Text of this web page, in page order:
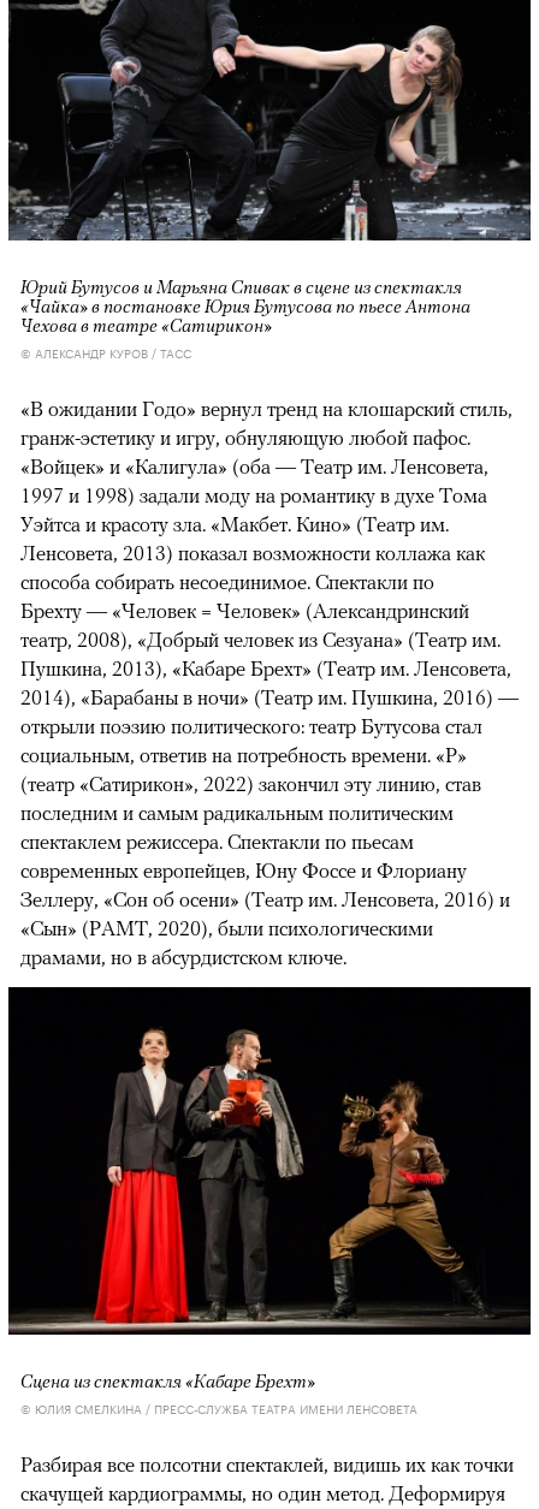
Юрий Бутусов и Марьяна Спивак в сцене из спектакля
«Чайка» в постановке Юрия Бутусова по пьесе Антона
Чехова в театре «Сатирикон»
© АЛЕКСАНДР КУРОВ / ТАСС
«В ожидании Годо» вернул тренд на клошарский стиль,
гранж-эстетику и игру, обнуляющую любой пафос.
«Войцек» и «Калигула» (оба — Театр им. Ленсовета,
1997 и 1998) задали моду на романтику в духе Тома
Уэйтса и красоту зла. «Макбет. Кино» (Театр им.
Ленсовета, 2013) показал возможности коллажа как
способа собирать несоединимое. Спектакли по
Брехту — «Человек = Человек» (Александринский
театр, 2008), «Добрый человек из Сезуана» (Театр им.
Пушкина, 2013), «Кабаре Брехт» (Театр им. Ленсовета,
2014), «Барабаны в ночи» (Театр им. Пушкина, 2016) —
открыли поэзию политического: театр Бутусова стал
социальным, ответив на потребность времени. «Р»
(театр «Сатирикон», 2022) закончил эту линию, став
последним и самым радикальным политическим
спектаклем режиссера. Спектакли по пьесам
современных европейцев, Юну Фоссе и Флориану
Зеллеру, «Сон об осени» (Театр им. Ленсовета, 2016) и
«Сын» (РАМТ, 2020), были психологическими
драмами, но в абсурдистском ключе.
Сцена из спектакля «Кабаре Брехт»
© ЮЛИЯ СМЕЛКИНА / ПРЕСС-СЛУЖБА ТЕАТРА ИМЕНИ ЛЕНСОВЕТА
Разбирая все полсотни спектаклей, видишь их как точки
скачущей кардиограммы, но один метод. Деформируя